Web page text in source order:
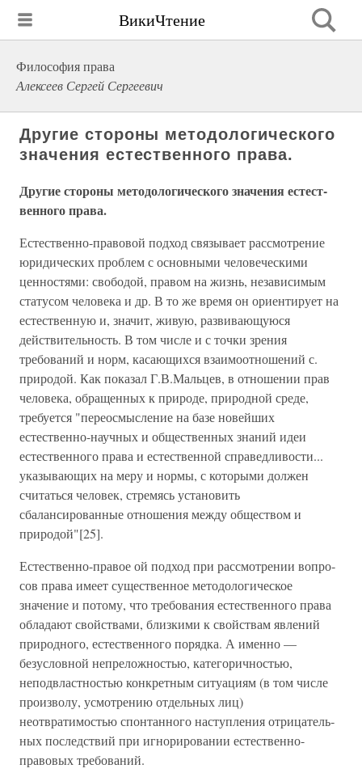
ВикиЧтение
Философия права
Алексеев Сергей Сергеевич
Другие стороны методологического
значения естест­венного права.
Другие стороны методологического значения естест­
венного права.
Естественно-правовой подход связывает рас­смотрение
юридических проблем с основными человеческими
ценностями: свободой, правом на жизнь, независимым
ста­тусом человека и др. В то же время он ориентирует на
ес­тественную и, значит, живую, развивающуюся
действитель­ность. В том числе и с точки зрения
требований и норм, касаю­щихся взаимоотношений с.
природой. Как показал Г.В.Маль­цев, в отношении прав
человека, обращенных к природе, природной среде,
требуется "переосмысление на базе но­вейших
естественно-научных и общественных знаний идеи
естественного права и естественной справедливости...
ука­зывающих на меру и нормы, с которыми должен
считаться человек, стремясь установить
сбалансированные отношения между обществом и
природой"[25].
Естественно-правое ой подход при рассмотрении вопро­
сов права имеет существенное методологическое
значение и потому, что требования естественного права
облада­ют свойствами, близкими к свойствам явлений
природного, естественного порядка. А именно —
безусловной непрелож­ностью, категоричностью,
неподвластностью конкретным ситуациям (в том числе
произволу, усмотрению отдельных лиц)
неотвратимостью спонтанного наступления отрицатель­
ных последствий при игнорировании естественно-
правовых требований.